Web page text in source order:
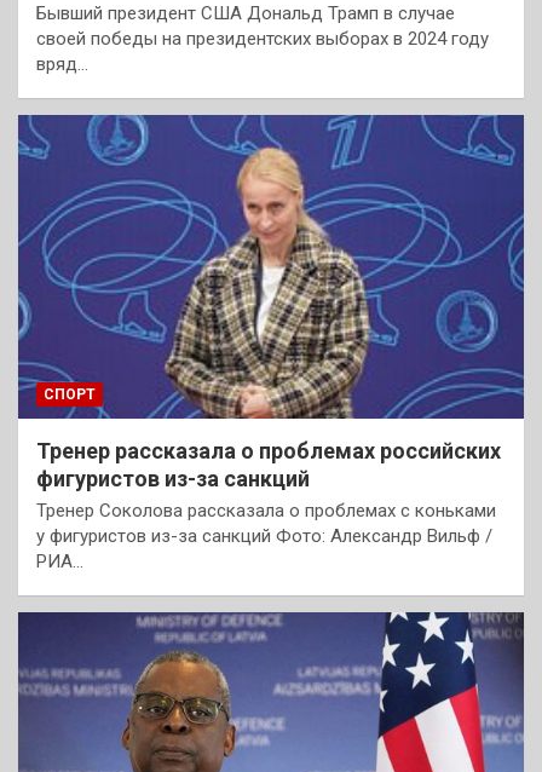
Бывший президент США Дональд Трамп в случае
своей победы на президентских выборах в 2024 году
вряд…
СПОРТ
Тренер рассказала о проблемах российских
фигуристов из-за санкций
Тренер Соколова рассказала о проблемах с коньками
у фигуристов из-за санкций Фото: Александр Вильф /
РИА…